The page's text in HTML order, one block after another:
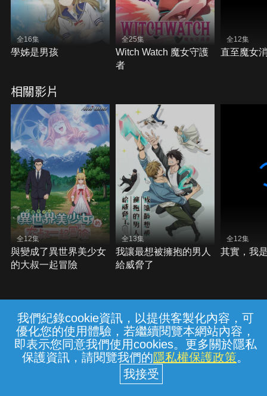
我們紀錄cookie資訊，以提供客製化內容，可
優化您的使用體驗，若繼續閱覽本網站內容，
即表示您同意我們使用cookies。更多關於隱私
保護資訊，請閱覽我們的隱私權保護政策。
全16集
學姊是男孩
全25集
Witch Watch 魔女守護
者
全12集
直至魔女
相關影片
全12集
與變成了異世界美少女
的大叔一起冒險
全13集
我讓最想被擁抱的男人
給威脅了
全12集
其實，我
常見問題 線上客服 服務條款 隱私權保護
中華電信股份有限公司個人家庭分公司
(統一編號：96979949) © 2026
{{notifyMsg}}